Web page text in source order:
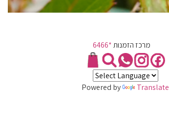
מרכז הזמנות*6466
Powered by Translate